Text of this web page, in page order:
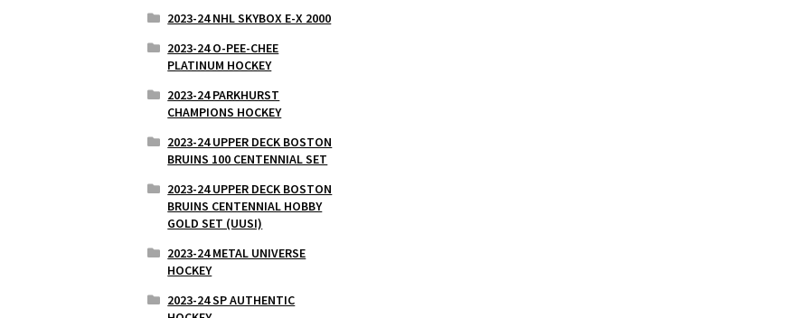
2023-24 NHL SKYBOX E-X 2000
2023-24 O-PEE-CHEE
PLATINUM HOCKEY
2023-24 PARKHURST
CHAMPIONS HOCKEY
2023-24 UPPER DECK BOSTON
BRUINS 100 CENTENNIAL SET
2023-24 UPPER DECK BOSTON
BRUINS CENTENNIAL HOBBY
GOLD SET (UUSI)
2023-24 METAL UNIVERSE
HOCKEY
2023-24 SP AUTHENTIC